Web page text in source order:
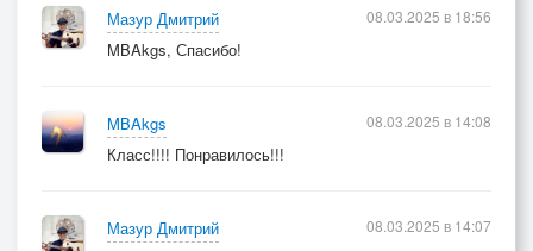
Мазур Дмитрий
MBAkgs, Спасибо!
08.03.2025 в 18:56
MBAkgs
Класс!!!! Понравилось!!!
08.03.2025 в 14:08
Мазур Дмитрий
08.03.2025 в 14:07